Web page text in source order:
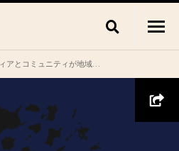
ミュニティが地域をつなぐ。「みんなで持ち寄る」場の重要性